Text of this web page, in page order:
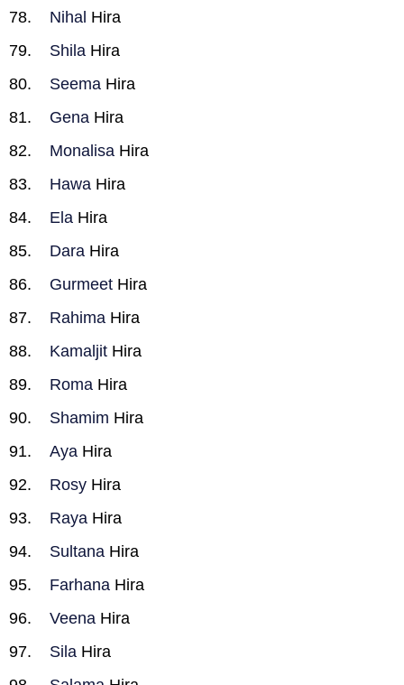
Nihal Hira
Shila Hira
Seema Hira
Gena Hira
Monalisa Hira
Hawa Hira
Ela Hira
Dara Hira
Gurmeet Hira
Rahima Hira
Kamaljit Hira
Roma Hira
Shamim Hira
Aya Hira
Rosy Hira
Raya Hira
Sultana Hira
Farhana Hira
Veena Hira
Sila Hira